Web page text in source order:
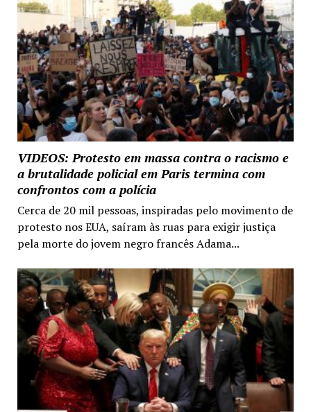
VIDEOS: Protesto em massa contra o racismo e
a brutalidade policial em Paris termina com
confrontos com a polícia
Cerca de 20 mil pessoas, inspiradas pelo movimento de
protesto nos EUA, saíram às ruas para exigir justiça
pela morte do jovem negro francês Adama...